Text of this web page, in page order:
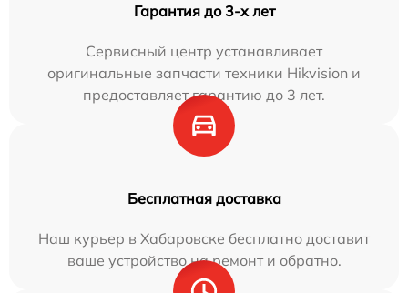
Гарантия до 3-х лет
Сервисный центр устанавливает
оригинальные запчасти техники Hikvision и
предоставляет гарантию до 3 лет.
Бесплатная доставка
Наш курьер в Хабаровске бесплатно доставит
ваше устройство на ремонт и обратно.